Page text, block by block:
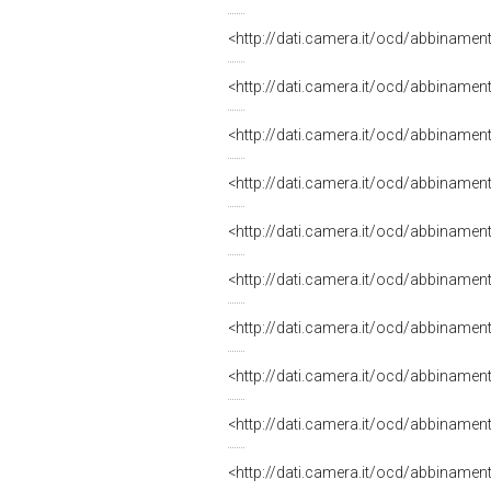
<http://dati.camera.it/ocd/
<http://dati.camera.it/ocd/
<http://dati.camera.it/ocd/
<http://dati.camera.it/ocd/
<http://dati.camera.it/ocd/
<http://dati.camera.it/ocd/
<http://dati.camera.it/ocd/
<http://dati.camera.it/ocd/
<http://dati.camera.it/ocd/
<http://dati.camera.it/ocd/